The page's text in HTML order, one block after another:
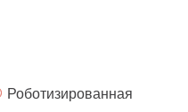
Роботизированная